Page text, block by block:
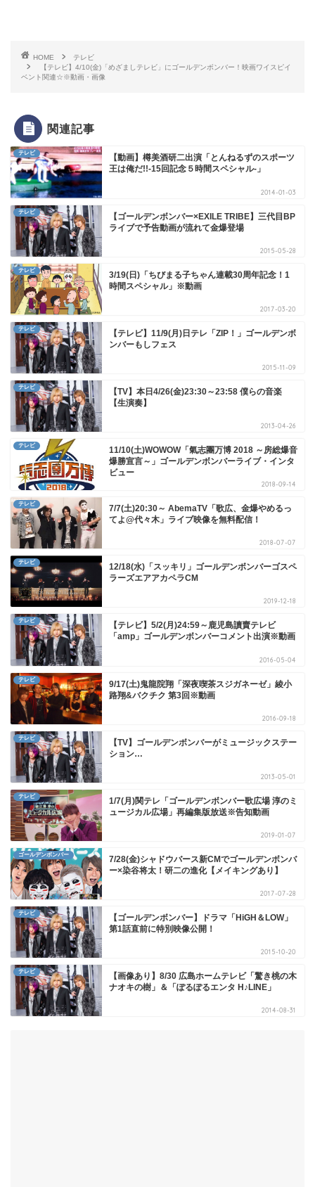
HOME
テレビ
【テレビ】4/10(金)「めざましテレビ」にゴールデンボンバー！映画ワイスピイ
ベント関連☆※動画・画像
関連記事
テレビ
【動画】樽美酒研二出演「とんねるずのスポーツ
王は俺だ!!-15回記念５時間スペシャル-」
2014-01-03
テレビ
【ゴールデンボンバー×EXILE TRIBE】三代目BP
ライブで予告動画が流れて金爆登場
2015-05-28
テレビ
3/19(日)「ちびまる子ちゃん連載30周年記念！1
時間スペシャル」※動画
2017-03-20
テレビ
【テレビ】11/9(月)日テレ「ZIP！」ゴールデンボ
ンバーもしフェス
2015-11-09
テレビ
【TV】本日4/26(金)23:30～23:58 僕らの音楽
【生演奏】
2013-04-26
テレビ
11/10(土)WOWOW「氣志團万博 2018 ～房総爆音
爆勝宣言～」ゴールデンボンバーライブ・インタ
ビュー
2018-09-14
テレビ
7/7(土)20:30～ AbemaTV「歌広、金爆やめるっ
てよ@代々木」ライブ映像を無料配信！
2018-07-07
テレビ
12/18(水)「スッキリ」ゴールデンボンバーゴスペ
ラーズエアアカペラCM
2019-12-18
テレビ
【テレビ】5/2(月)24:59～鹿児島讀賣テレビ
「amp」ゴールデンボンバーコメント出演※動画
2016-05-04
テレビ
9/17(土)鬼龍院翔「深夜喫茶スジガネーゼ」綾小
路翔&バクチク 第3回※動画
2016-09-18
テレビ
【TV】ゴールデンボンバーがミュージックステー
ション…
2013-05-01
テレビ
1/7(月)関テレ「ゴールデンボンバー歌広場 淳のミ
ュージカル広場」再編集版放送※告知動画
2019-01-07
ゴールデンボンバー
7/28(金)シャドウバース新CMでゴールデンボンバ
ー×染谷将太！研二の進化【メイキングあり】
2017-07-28
テレビ
【ゴールデンボンバー】ドラマ「HiGH＆LOW」
第1話直前に特別映像公開！
2015-10-20
テレビ
【画像あり】8/30 広島ホームテレビ「驚き桃の木
ナオキの樹」＆「ぽるぽるエンタ H♪LINE」
2014-08-31